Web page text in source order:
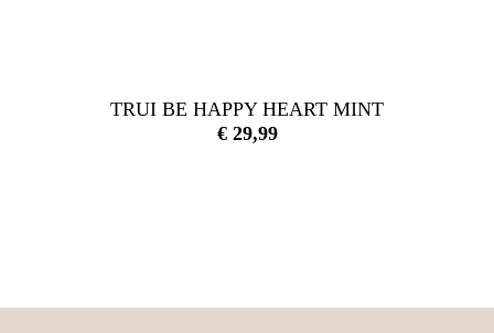
TRUI BE HAPPY HEART MINT
€29,99